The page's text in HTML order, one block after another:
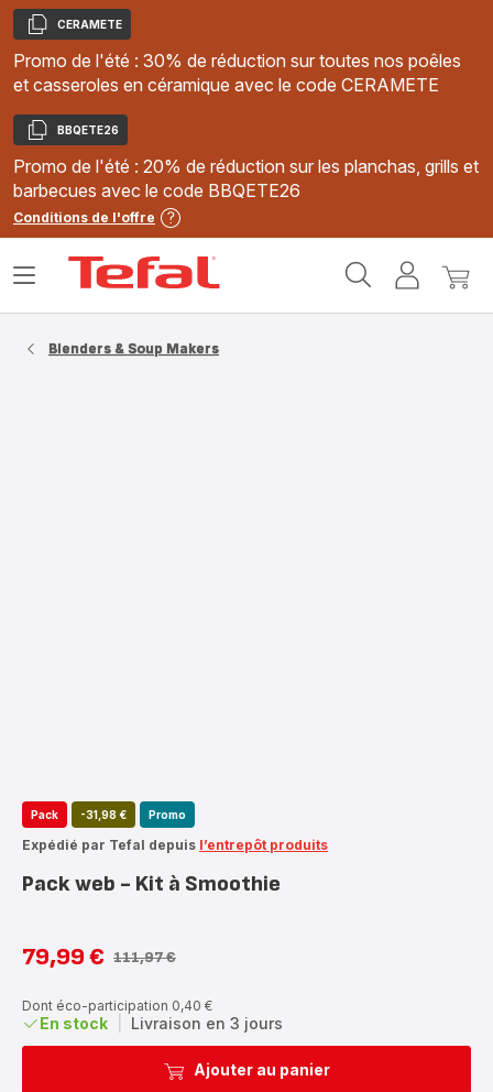
Copier
CERAMETE
Promo de l'été : 30% de réduction sur toutes nos poêles
et casseroles en céramique avec le code CERAMETE
Copier
BBQETE26
Promo de l'été : 20% de réduction sur les planchas, grills et
barbecues avec le code BBQETE26
Conditions de l'offre
MonMon
Ouvrir
Blenders & Soup Makers
Pack -31,98 € Promo
Expédié par Tefal depuis l’entrepôt produits
Pack web - Kit à Smoothie
Prix
réduction
79,99 €
Prix
111,97 €
Dont éco-participation 0,40 €
En stock Livraison en 3 jours
Ajouter au panier